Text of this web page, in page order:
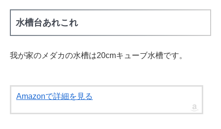
水槽台あれこれ
我が家のメダカの水槽は20cmキューブ水槽です。
Amazonで詳細を見る